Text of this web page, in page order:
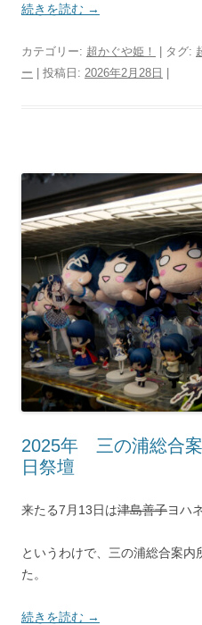
続きを読む →
カテゴリー: 超かぐや姫！ | タグ:
ー | 投稿日: 2026年2月28日 |
2025年 三の浦総合
日祭壇
来たる7月13日は津島善子ヨハ
というわけで、三の浦総合案内
た。
続きを読む →